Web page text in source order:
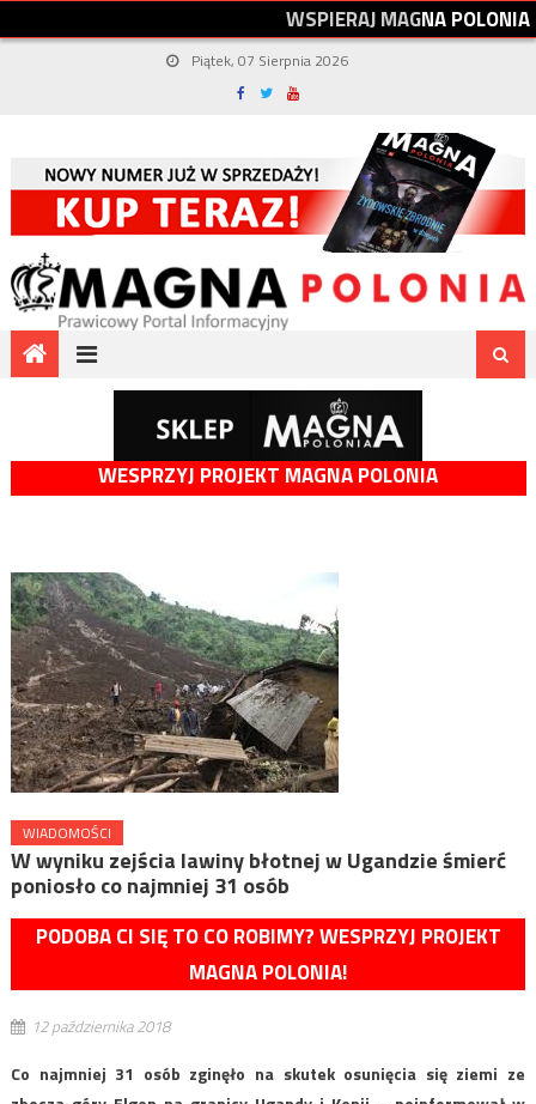
WSPIERAJMAGNAPOLONIA
Piątek, 07 Sierpnia 2026
WESPRZYJ PROJEKT MAGNA POLONIA
WIADOMOŚCI
W wyniku zejścia lawiny błotnej w Ugandzie śmierć
poniosło co najmniej 31 osób
PODOBA CI SIĘ TO CO ROBIMY? WESPRZYJ PROJEKT
MAGNA POLONIA!
12 października 2018
Co najmniej 31 osób zginęło na skutek osunięcia się ziemi ze